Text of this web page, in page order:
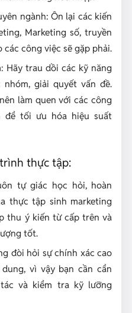
ngành: Ôn lại các kiến
Marketing số, truyền
công việc sẽ gặp phải.
Hãy trau dồi các kỹ năng
giải quyết vấn đề.
làm quen với các công
để tối ưu hóa hiệu suất
thực tập:
tự giác học hỏi, hoàn
thực tập sinh marketing
thu ý kiến từ cấp trên và
tốt.
đòi hỏi sự chính xác cao
vì vậy bạn cần cẩn
và kiểm tra kỹ lưỡng